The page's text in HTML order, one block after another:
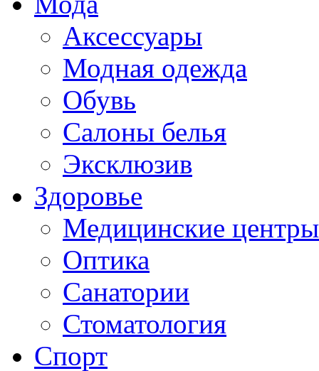
Аксессуары
Модная одежда
Обувь
Салоны белья
Эксклюзив
Здоровье
Медицинские центры
Оптика
Санатории
Стоматология
Спорт